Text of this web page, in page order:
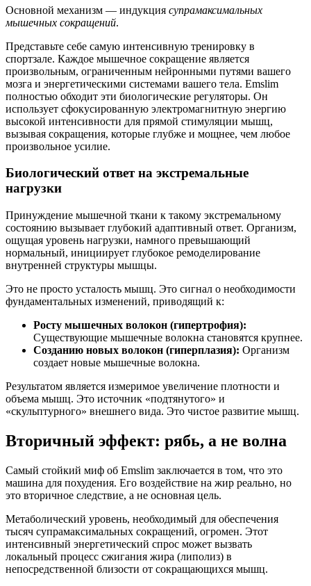
Основной механизм — индукция супрамаксимальных
мышечных сокращений.
Представьте себе самую интенсивную тренировку в
спортзале. Каждое мышечное сокращение является
произвольным, ограниченным нейронными путями вашего
мозга и энергетическими системами вашего тела. Emslim
полностью обходит эти биологические регуляторы. Он
использует сфокусированную электромагнитную энергию
высокой интенсивности для прямой стимуляции мышц,
вызывая сокращения, которые глубже и мощнее, чем любое
произвольное усилие.
Биологический ответ на экстремальные
нагрузки
Принуждение мышечной ткани к такому экстремальному
состоянию вызывает глубокий адаптивный ответ. Организм,
ощущая уровень нагрузки, намного превышающий
нормальный, инициирует глубокое ремоделирование
внутренней структуры мышцы.
Это не просто усталость мышц. Это сигнал о необходимости
фундаментальных изменений, приводящий к:
Росту мышечных волокон (гипертрофия):
Существующие мышечные волокна становятся крупнее.
Созданию новых волокон (гиперплазия): Организм
создает новые мышечные волокна.
Результатом является измеримое увеличение плотности и
объема мышц. Это источник «подтянутого» и
«скульптурного» внешнего вида. Это чистое развитие мышц.
Вторичный эффект: рябь, а не волна
Самый стойкий миф об Emslim заключается в том, что это
машина для похудения. Его воздействие на жир реально, но
это вторичное следствие, а не основная цель.
Метаболический уровень, необходимый для обеспечения
тысяч супрамаксимальных сокращений, огромен. Этот
интенсивный энергетический спрос может вызвать
локальный процесс сжигания жира (липолиз) в
непосредственной близости от сокращающихся мышц.